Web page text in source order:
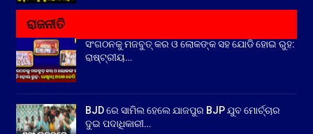
ରାଜନୀତି
ସଂଗଠନକୁ ମଜବୁତ୍ କର ଓ ଲୋକଙ୍କ ସହ ଯୋଡି ହୋଇ ରୁହ:
ରାଷ୍ଟ୍ରୀୟ…
BJD ରେ ସାମିଲ ହେଲେ ଯାଜପୁର BJP ଯୁବ ମୋର୍ଚ୍ଚାର
ଦୁଇ ପଦାଧିକାରୀ…